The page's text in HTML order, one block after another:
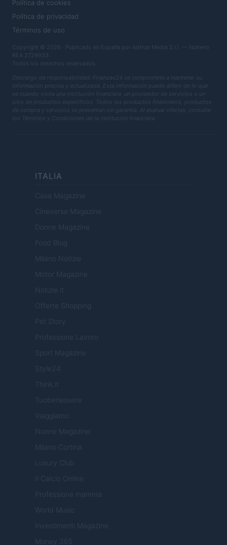
Política de cookies
Política de privacidad
Términos de uso
Copyright © 2026 · Publicado en España por AdHub Media S.r.l. — Número
REA 2729933
Todos los derechos reservados
Descargo de responsabilidad: Finanzas24 se compromete a mantener su
información precisa y actualizada. Esta información puede diferir de lo que
ve cuando visita una institución financiera, un proveedor de servicios o un
sitio de productos específicos. Todos los productos financieros, productos
de compra y servicios se presentan sin garantía. Al evaluar ofertas, consulte
los Términos y Condiciones de la institución financiera.
ITALIA
Casa Magazine
Cineverse Magazine
Donne Magazine
Food Blog
Milano Notizie
Motor Magazine
Notizie.it
Offerte Shopping
Pet Story
Professione Lavoro
Sport Magazine
Style24
Think.it
Tuobenessere
Viaggiamo
Nonne Magazine
Milano Cortina
Luxury Club
Il Calcio Online
Professione mamma
World Music
Investimenti Magazine
Money 365